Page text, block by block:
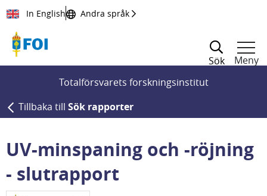
Till innehållet
In English Andra språk
Sök
Meny
Totalförsvarets forskningsinstitut
Tillbaka till Sök rapporter
UV-minspaning och -röjning
- slutrapport